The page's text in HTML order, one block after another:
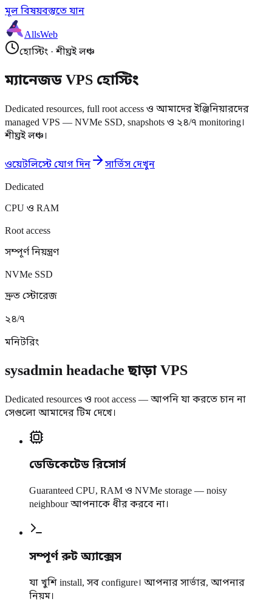
মূল বিষয়বস্তুতে যান
AllsWeb
হোস্টিং ·শীঘ্রই লঞ্চ
ম্যানেজড VPS হোস্টিং
Dedicated resources, full root access ও আমাদের ইঞ্জিনিয়ারদের
managed VPS — NVMe SSD, snapshots ও ২৪/৭ monitoring।
শীঘ্রই লঞ্চ।
ওয়েটলিস্টে যোগ দিন সার্ভিস দেখুন
Dedicated
CPU ও RAM
Root access
সম্পূর্ণ নিয়ন্ত্রণ
NVMe SSD
দ্রুত স্টোরেজ
২৪/৭
মনিটরিং
sysadmin headache ছাড়া VPS
Dedicated resources ও root access — আপনি যা করতে চান না
সেগুলো আমাদের টিম দেখে।
ডেডিকেটেড রিসোর্স
Guaranteed CPU, RAM ও NVMe storage — noisy
neighbour আপনাকে ধীর করবে না।
সম্পূর্ণ রুট অ্যাক্সেস
যা খুশি install, সব configure। আপনার সার্ভার, আপনার
নিয়ম।